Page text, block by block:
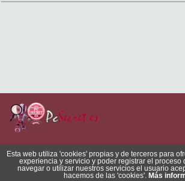
Esta web utiliza 'cookies' propias y de terceros para
experiencia y servicio y poder registrar el proceso
navegar o utilizar nuestros servicios el usuario
hacemos de las 'cookies'. Más